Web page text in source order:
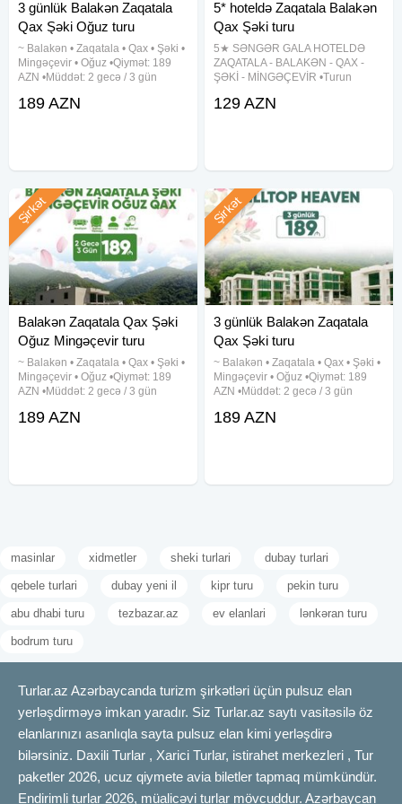
3 günlük Balakən Zaqatala
Qax Şəki Oğuz turu
~ Balakən • Zaqatala • Qax • Şəki •
Mingəçevir • Oğuz •Qiymət: 189
AZN •Müddət: 2 gecə / 3 gün
21, 26-27-28 Avqust ✓TURA
189 AZN
5* hoteldə Zaqatala Balakən
Qax Şəki turu
5★ SƏNGƏR GALA HOTELDƏ
ZAQATALA - BALAKƏN - QAX -
ŞƏKİ - MİNGƏÇEVİR •Turun
•Tarix: 5-6, 12-13, 19-20, 26-27
129 AZN
Balakən Zaqatala Qax Şəki
Oğuz Mingəçevir turu
~ Balakən • Zaqatala • Qax • Şəki •
Mingəçevir • Oğuz •Qiymət: 189
AZN •Müddət: 2 gecə / 3 gün
21, 26-27-28 Avqust ✓TURA
Şirkət
189 AZN
3 günlük Balakən Zaqatala
Qax Şəki turu
~ Balakən • Zaqatala • Qax • Şəki •
Mingəçevir • Oğuz •Qiymət: 189
AZN •Müddət: 2 gecə / 3 gün
21, 26-27-28 Avqust ✓TURA
Şirkət
189 AZN
masinlar xidmetler sheki turlari dubay turlari
qebele turlari dubay yeni il kipr turu pekin turu
abu dhabi turu tezbazar.az ev elanlari lənkəran turu
bodrum turu
Turlar.az Azərbaycanda turizm şirkətləri üçün pulsuz elan
yerləşdirməyə imkan yaradır. Siz Turlar.az saytı vasitəsilə öz
elanlarınızı asanlıqla sayta pulsuz elan kimi yerləşdirə
bilərsiniz. Daxili Turlar , Xarici Turlar, istirahet merkezleri , Tur
paketler 2026, ucuz qiymete avia biletler tapmaq mümkündür.
Endirimli turlar 2026, müalicəvi turlar mövcuddur. Azərbaycan